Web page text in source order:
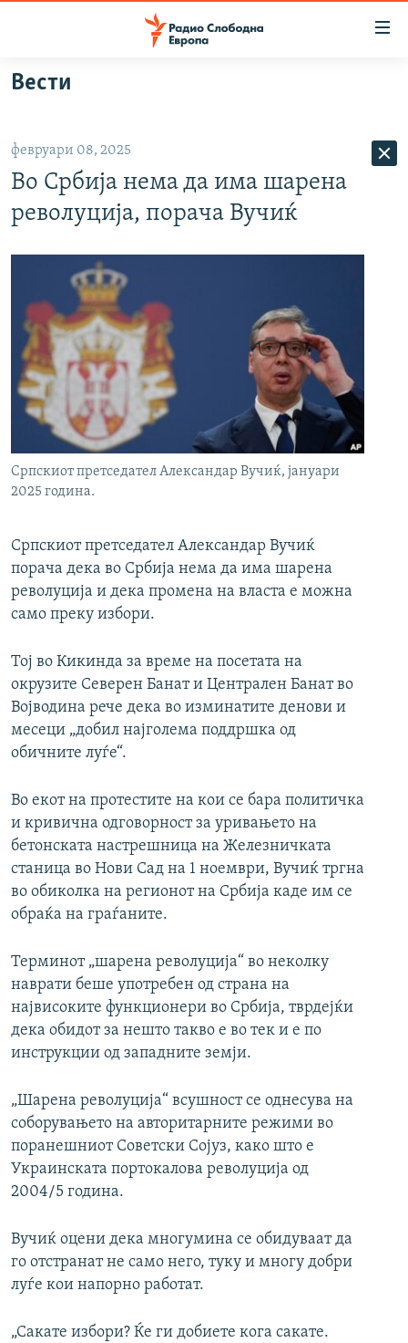
Оди
на
Оди
на
главната
навигација
Премини
на
пребарување
ВИЗУЕЛНО
ВЕСТИ
ШТО ТРЕБА ДА ЗНАЕТЕ
ПРИЈАВИ СЕ ЗА ЊУЗЛЕТЕР
ПОДКАСТ ЗОШТО?
СЛЕДЕТЕ НЕ
РСЕ веб страници
Вести
февруари 08, 2025
Во Србија нема да има шарена
револуција, порача Вучиќ
Српскиот претседател Александар Вучиќ, јануари
2025 година.
Српскиот претседател Александар Вучиќ
порача дека во Србија нема да има шарена
револуција и дека промена на власта е можна
само преку избори.
Тој во Кикинда за време на посетата на
окрузите Северен Банат и Централен Банат во
Војводина рече дека во изминатите денови и
месеци „добил најголема поддршка од
обичните луѓе“.
Во екот на протестите на кои се бара политичка
и кривична одговорност за уривањето на
бетонската настрешница на Железничката
станица во Нови Сад на 1 ноември, Вучиќ тргна
во обиколка на регионот на Србија каде им се
обраќа на граѓаните.
Терминот „шарена револуција“ во неколку
наврати беше употребен од страна на
највисоките функционери во Србија, тврдејќи
дека обидот за нешто такво е во тек и е по
инструкции од западните земји.
„Шарена револуција“ всушност се однесува на
соборувањето на авторитарните режими во
поранешниот Советски Сојуз, како што е
Украинската портокалова револуција од
2004/5 година.
Вучиќ оцени дека многумина се обидуваат да
го отстранат не само него, туку и многу добри
луѓе кои напорно работат.
„Сакате избори? Ќе ги добиете кога сакате.